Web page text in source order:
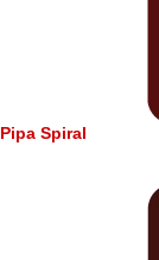
Pipa Spiral